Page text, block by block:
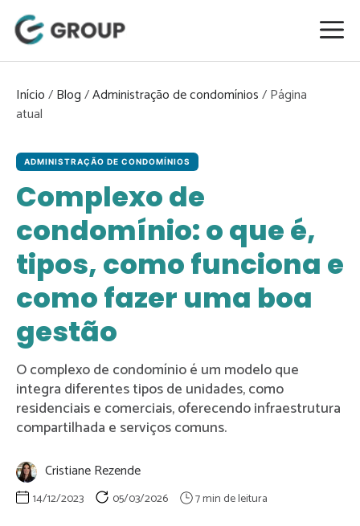
para
conteúdo
Início/Blog/Administração de condomínios/
ADMINISTRAÇÃO DE CONDOMÍNIOS
Complexo de
condomínio: o que é,
tipos, como funciona e
como fazer uma boa
gestão
O complexo de condomínio é um modelo que
integra diferentes tipos de unidades, como
residenciais e comerciais, oferecendo infraestrutura
compartilhada e serviços comuns.
Cristiane Rezende
14/12/2023 05/03/2026